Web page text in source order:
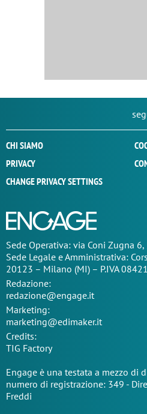
CHI SIAMO
PRIVACY
CHANGE PRIVACY SETTINGS
Sede Operativa: via Coni Zugna
Sede Legale e Amministrativa:
20123 – Milano (MI) – P.IVA
Redazione:
redazione@engage.it
Marketing:
marketing@edimaker.it
Credits:
TIG Factory
Engage è una testata a mezzo di
numero di registrazione: 349 -
Freddi